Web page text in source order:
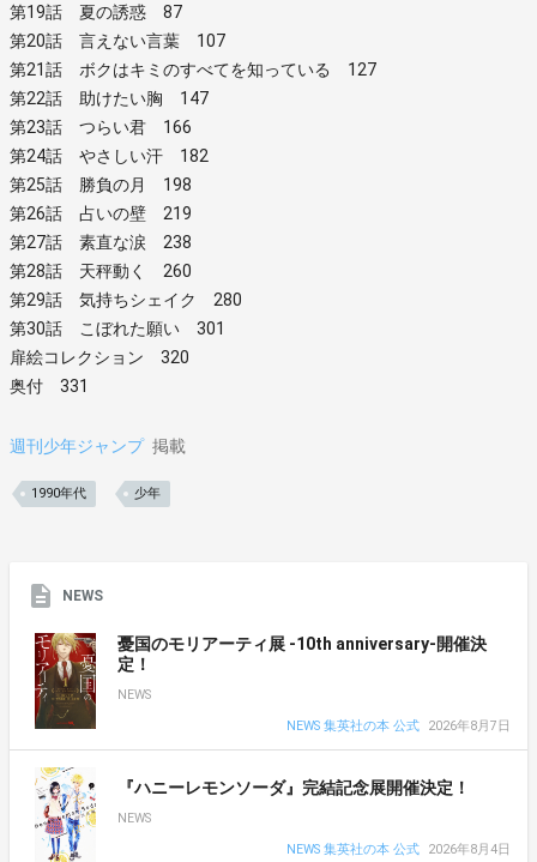
第19話 夏の誘惑 87
第20話 言えない言葉 107
第21話 ボクはキミのすべてを知っている 127
第22話 助けたい胸 147
第23話 つらい君 166
第24話 やさしい汗 182
第25話 勝負の月 198
第26話 占いの壁 219
第27話 素直な涙 238
第28話 天秤動く 260
第29話 気持ちシェイク 280
第30話 こぼれた願い 301
扉絵コレクション 320
奥付 331
週刊少年ジャンプ 掲載
1990年代 少年
NEWS
憂国のモリアーティ展 -10th anniversary-開催決
定！
NEWS
NEWS 集英社の本 公式
2026年8月7日
『ハニーレモンソーダ』完結記念展開催決定！
NEWS
NEWS 集英社の本 公式
2026年8月4日